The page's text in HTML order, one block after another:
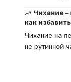
Чихание –
как
Чихание на
не рутинной